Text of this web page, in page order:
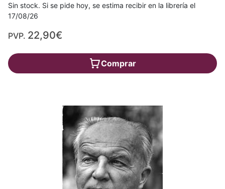
Sin stock. Si se pide hoy, se estima recibir en la librería el
17/08/26
PVP. 22,90€
Comprar